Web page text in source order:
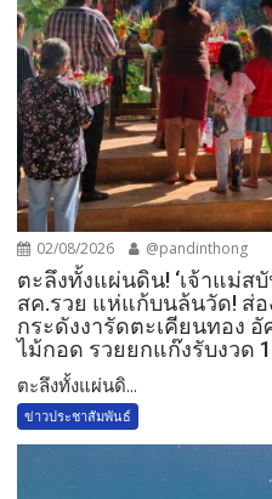
02/08/2026 @pandinthong
ตะลึงทั้งแผ่นดิน! ‘เจ้าแม่ส
สค.รวย แห่แก้บนล้นวัด!​ ส่อ
กระดังงารัดตะเคียนทอง
ไม้กอด รวยยกแก๊งรับงวด
​ตะลึงทั้งแผ่นดิ...
ข่าวประชาสัมพันธ์